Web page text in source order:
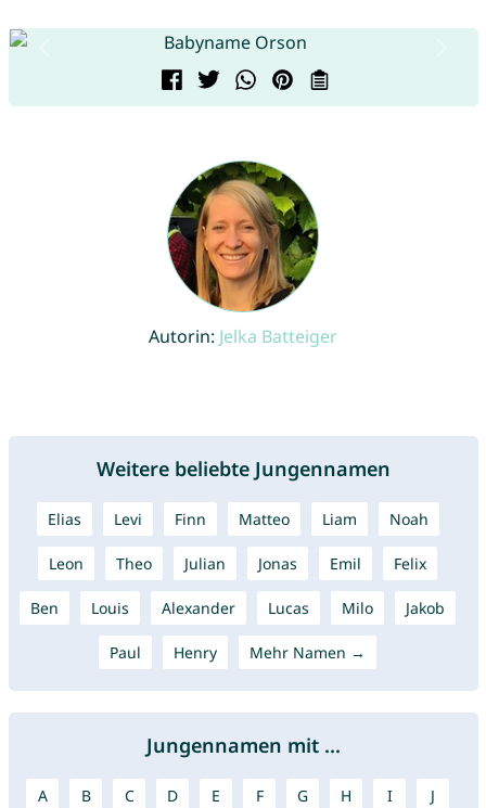
Autorin: Jelka Batteiger
Weitere beliebte Jungennamen
Elias Levi Finn Matteo Liam Noah
Leon Theo Julian Jonas Emil Felix
Ben Louis Alexander Lucas Milo Jakob
Paul Henry Mehr Namen →
Jungennamen mit ...
A B C D E F G H I J